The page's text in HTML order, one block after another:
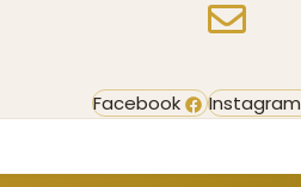
Facebook Instagram